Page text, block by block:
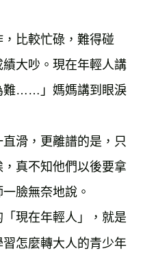
，比較忙碌，難得碰
大吵。現在年輕人講
難……」媽媽講到眼淚
直滑，更離譜的是，只
真不知他們以後要拿
臉無奈地說。
現在年輕人」，就是
怎麼轉大人的青少年